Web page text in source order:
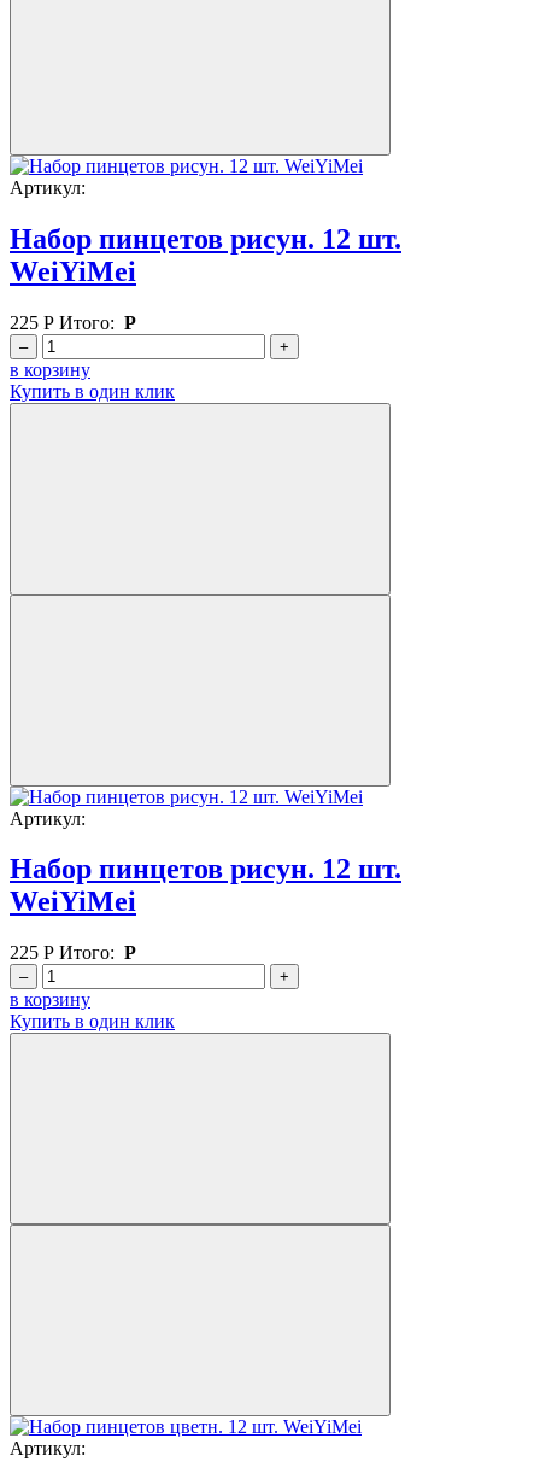
Артикул:
Набор пинцетов рисун. 12 шт.
WeiYiMei
225 Р Итого: Р
– +
в корзину
Купить в один клик
Артикул:
Набор пинцетов рисун. 12 шт.
WeiYiMei
225 Р Итого: Р
– +
в корзину
Купить в один клик
Артикул: